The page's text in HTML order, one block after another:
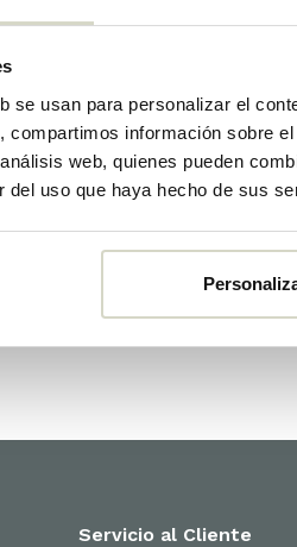
se usan para personalizar el
compartimos información sobre
web, quienes pueden
del uso que haya hecho de sus
House Doctor
Servicio al Cliente